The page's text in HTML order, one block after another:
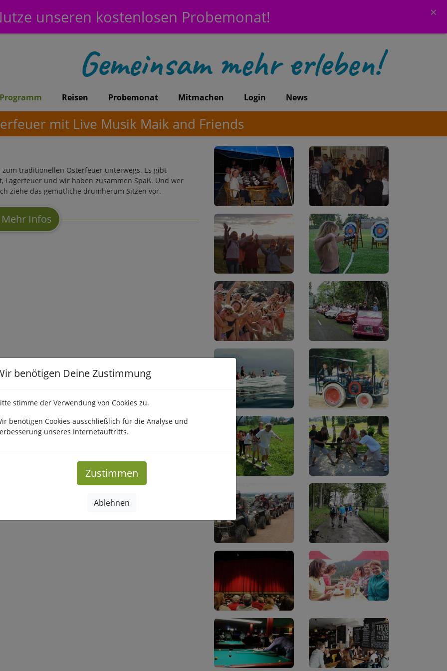
unseren kostenlosen Probemonat! ×
Programm Reisen Probemonat Mitmachen Login News
mit Live Musik Maik and Friends
traditionellen Osterfeuer unterwegs. Es gibt
Lagerfeuer und wir haben zusammen Spaß. Und wer
ziehe das gemütliche drumherum Sitzen vor.
Mehr Infos
benötigen Deine Zustimmung
stimme der Verwendung von Cookies zu.
benötigen Cookies ausschließlich für die Analyse und
unseres Internetauftritts.
Zustimmen
Ablehnen